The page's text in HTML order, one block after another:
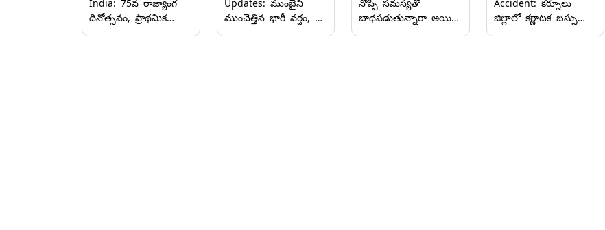
India: 75వ రాజ్యాంగ
దినోత్సవం, ప్రాథమిక
Updates: ముంబైని
ముంచెత్తిన భారీ వర్షం, రెడ్
నొప్పి సమస్యతో
బాధపడుతున్నారా అయితే
Accident: కర్నూలు
జిల్లాలో కర్ణాటక బస్సు